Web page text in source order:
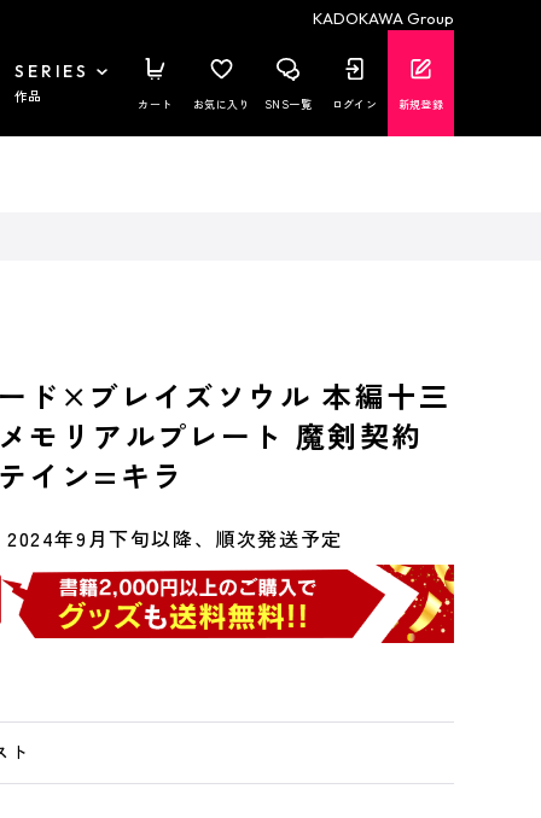
KADOKAWA Group
SERIES
作品 カート お気に入り SNS一覧 ログイン 新規登録
ド×ブレイズソウル 本編十三
モリアルプレート 魔剣契約
イン=キラ
2024年9月下旬以降、順次発送予定
ト